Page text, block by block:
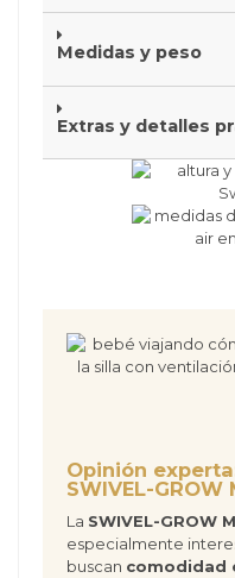
Medidas y peso
Extras y detalles
Opinión
SWIVEL-GROW
La SWIVEL-GROW
especialmente
buscan comodidad